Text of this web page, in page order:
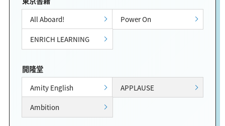
All Aboard!
Power On
ENRICH LEARNING
開隆堂
Amity English
APPLAUSE
Ambition